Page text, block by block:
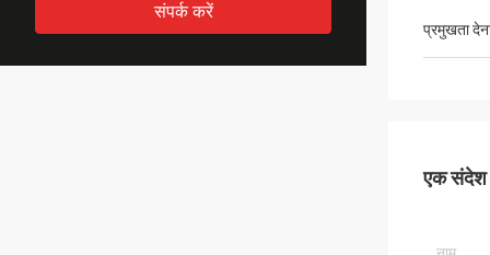
संपर्क करें
प्रमुखता
एक संदेश